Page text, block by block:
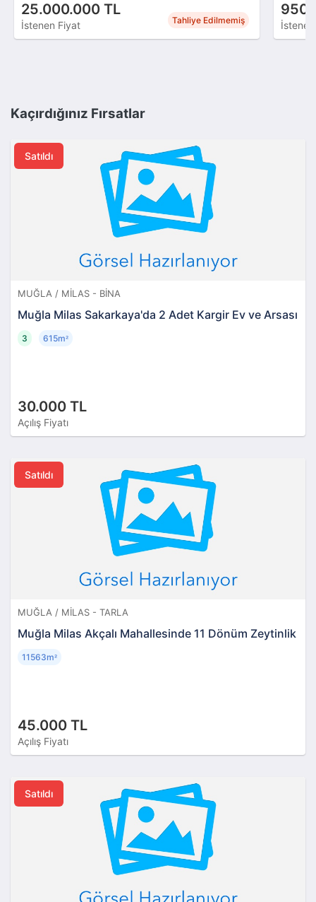
25.000.000 TL
İstenen Fiyat Tahliye Edilmemiş
Kaçırdığınız Fırsatlar
Satıldı
MUĞLA / MILAS - BINA
Muğla Milas Sakarkaya'da 2 Adet Kargir Ev ve Arsası
30.000 TL
Açılış Fiyatı
3 615m²
Satıldı
MUĞLA / MILAS - TARLA
Muğla Milas Akçalı Mahallesinde 11 Dönüm Zeytinlik
45.000 TL
Açılış Fiyatı
11563m²
Satıldı